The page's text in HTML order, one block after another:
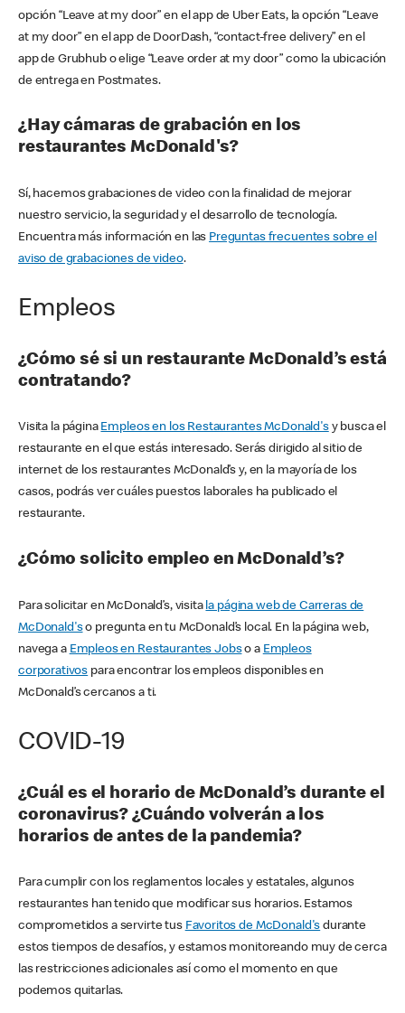
opción “Leave at my door” en el app de Uber Eats, la opción “Leave
at my door” en el app de DoorDash, “contact-free delivery” en el
app de Grubhub o elige “Leave order at my door” como la ubicación
de entrega en Postmates.
¿Hay cámaras de grabación en los
restaurantes McDonald's?
Sí, hacemos grabaciones de video con la finalidad de mejorar
nuestro servicio, la seguridad y el desarrollo de tecnología.
Encuentra más información en las Preguntas frecuentes sobre el
aviso de grabaciones de video.
Empleos
¿Cómo sé si un restaurante McDonald’s está
contratando?
Visita la página Empleos en los Restaurantes McDonald'sy busca el
restaurante en el que estás interesado. Serás dirigido al sitio de
internet de los restaurantes McDonald’s y, en la mayoría de los
casos, podrás ver cuáles puestos laborales ha publicado el
restaurante.
¿Cómo solicito empleo en McDonald’s?
Para solicitar en McDonald’s, visita la página web de Carreras de
McDonald'so pregunta en tu McDonald’s local. En la página web,
navega a Empleos en Restaurantes Jobso a Empleos
corporativos para encontrar los empleos disponibles en
McDonald’s cercanos a ti.
COVID-19
¿Cuál es el horario de McDonald’s durante el
coronavirus? ¿Cuándo volverán a los
horarios de antes de la pandemia?
Para cumplir con los reglamentos locales y estatales, algunos
restaurantes han tenido que modificar sus horarios. Estamos
comprometidos a servirte tus Favoritos de McDonald's durante
estos tiempos de desafíos, y estamos monitoreando muy de cerca
las restricciones adicionales así como el momento en que
podemos quitarlas.